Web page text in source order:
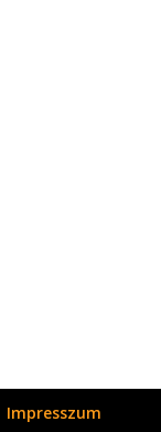
Impresszum